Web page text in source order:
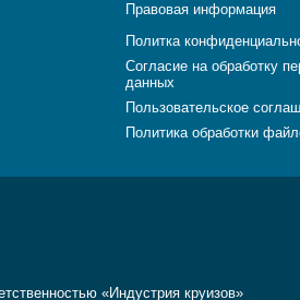
Правовая информация
Политка
Согласие на обработку
данных
Пользовательское
Политика обработки
«Индустрия круизов»